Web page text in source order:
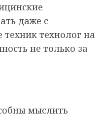
даже с
технолог на
не только за
мыслить